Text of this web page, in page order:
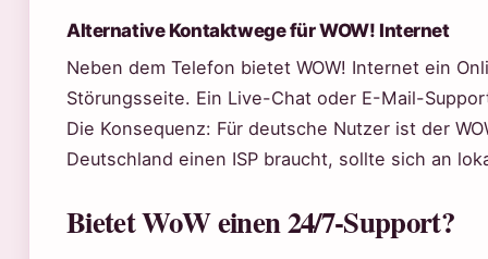
Alternative Kontaktwege für WOW! Internet
Neben dem Telefon bietet WOW! Internet ein
Störungsseite. Ein Live-Chat oder E-Mail-
Die Konsequenz: Für deutsche Nutzer ist der
Deutschland einen ISP braucht, sollte sich an
Bietet WoW einen 24/7-Support?